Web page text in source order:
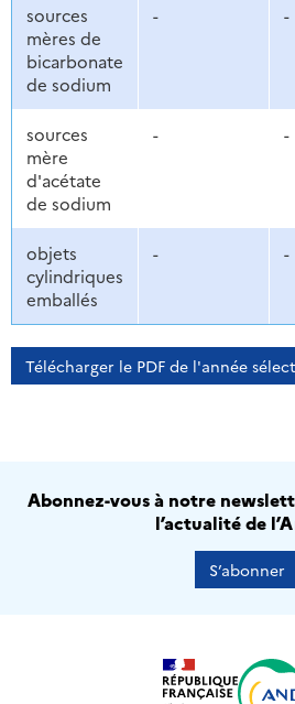
sources
mères de
bicarbonate
de sodium
- -
sources
mère
d'acétate
de sodium
- -
objets
cylindriques
emballés
- -
Télécharger le PDF de l'année
Abonnez-vous à notre
l’actualité de
S’abonner